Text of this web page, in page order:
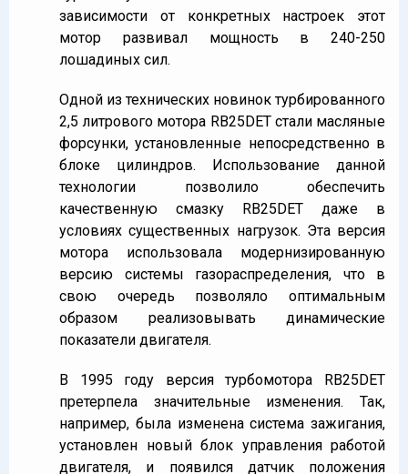
зависимости от конкретных настроек этот
мотор развивал мощность в 240-250
лошадиных сил.
Одной из технических новинок турбированного
2,5 литрового мотора RB25DET стали масляные
форсунки, установленные непосредственно в
блоке цилиндров. Использование данной
технологии позволило обеспечить
качественную смазку RB25DET даже в
условиях существенных нагрузок. Эта версия
мотора использовала модернизированную
версию системы газораспределения, что в
свою очередь позволяло оптимальным
образом реализовывать динамические
показатели двигателя.
В 1995 году версия турбомотора RB25DET
претерпела значительные изменения. Так,
например, была изменена система зажигания,
установлен новый блок управления работой
двигателя, и появился датчик положения